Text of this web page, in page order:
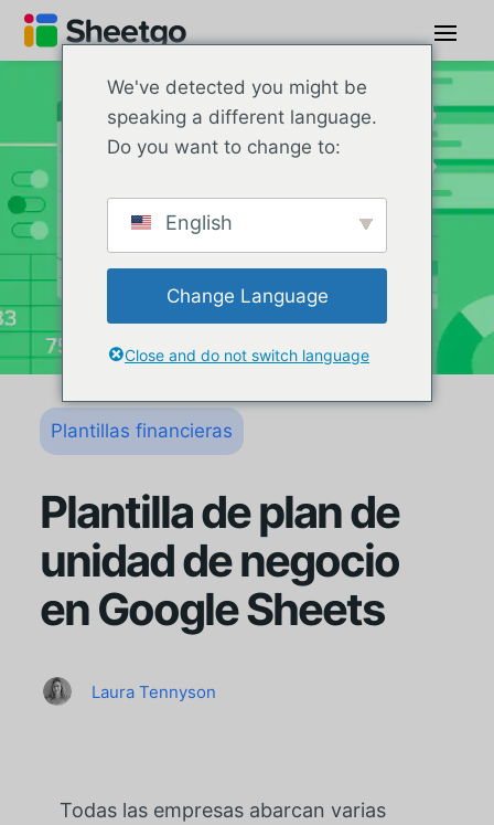
Plantillas financieras
Plantilla de plan de
unidad de negocio
en Google Sheets
Laura Tennyson
Todas las empresas abarcan varias
We've detected you might be
speaking a different language.
Do you want to change to:
English
Change Language
Close and do not switch language